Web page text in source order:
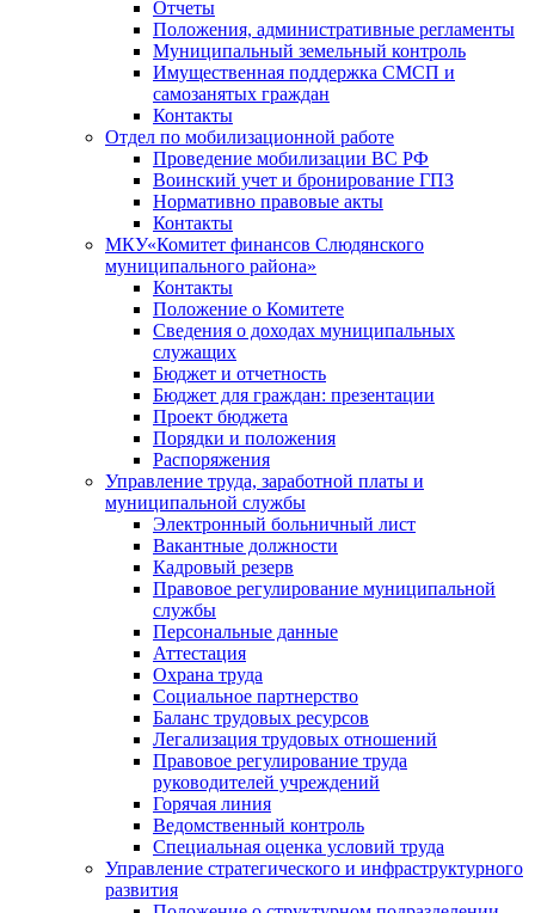
Отчеты
Положения, административные регламенты
Муниципальный земельный контроль
Имущественная поддержка СМСП и
самозанятых граждан
Контакты
Отдел по мобилизационной работе
Проведение мобилизации ВС РФ
Воинский учет и бронирование ГПЗ
Нормативно правовые акты
Контакты
МКУ«Комитет финансов Слюдянского
муниципального района»
Контакты
Положение о Комитете
Сведения о доходах муниципальных
служащих
Бюджет и отчетность
Бюджет для граждан: презентации
Проект бюджета
Порядки и положения
Распоряжения
Управление труда, заработной платы и
муниципальной службы
Электронный больничный лист
Вакантные должности
Кадровый резерв
Правовое регулирование муниципальной
службы
Персональные данные
Аттестация
Охрана труда
Социальное партнерство
Баланс трудовых ресурсов
Легализация трудовых отношений
Правовое регулирование труда
руководителей учреждений
Горячая линия
Ведомственный контроль
Специальная оценка условий труда
Управление стратегического и инфраструктурного
развития